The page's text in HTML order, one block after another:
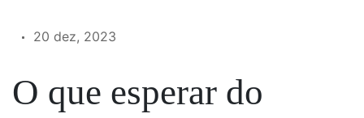
20 dez, 2023
O que esperar do